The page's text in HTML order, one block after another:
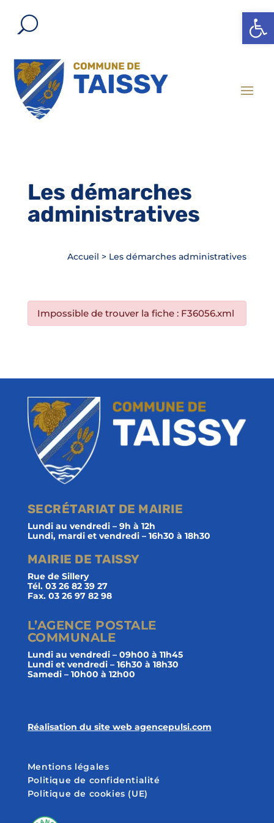
Ouvrir
Les démarches
administratives
Accueil > Les démarches administratives
Impossible de trouver la fiche : F36056.xml
SECRÉTARIAT DE MAIRIE
Lundi au vendredi – 9h à 12h
Lundi, mardi et vendredi – 16h30 à 18h30
MAIRIE DE TAISSY
Rue de Sillery
Tél. 03 26 82 39 27
Fax. 03 26 97 82 98
L’AGENCE POSTALE
COMMUNALE
Lundi au vendredi – 09h00 à 11h45
Lundi et vendredi – 16h30 à 18h30
Samedi – 10h00 à 12h00
Réalisation du site web agencepulsi.com
Mentions légales
Politique de confidentialité
Politique de cookies (UE)